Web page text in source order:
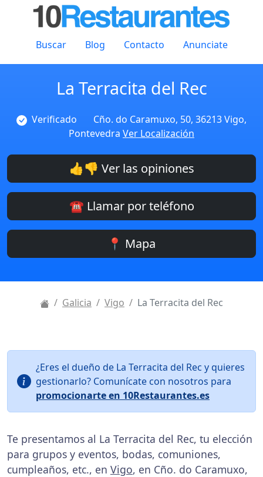
Buscar Blog Contacto Anunciate
La Terracita del Rec
Verificado
Cño. do Caramuxo, 50, 36213 Vigo,
Pontevedra Ver Localización
👍👎 Ver las opiniones
☎️ Llamar por teléfono
📍 Mapa
Galicia Vigo La Terracita del Rec
¿Eres el dueño de La Terracita del Rec y quieres
gestionarlo? Comunícate con nosotros para
promocionarte en 10Restaurantes.es
Te presentamos al La Terracita del Rec, tu elección
para grupos y eventos, bodas, comuniones,
cumpleaños, etc., en Vigo, en Cño. do Caramuxo,